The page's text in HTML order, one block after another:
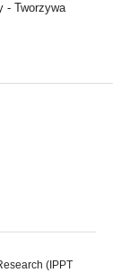
- Tworzywa
(IPPT